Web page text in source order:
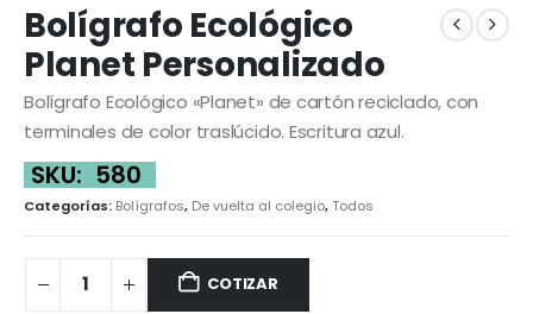
Bolígrafo Ecológico
Planet Personalizado
Bolígrafo Ecológico «Planet» de cartón reciclado, con
terminales de color traslúcido. Escritura azul.
SKU: 580
Categorías: Bolígrafos, De vuelta al colegio,Todos
COTIZAR